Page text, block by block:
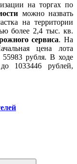
на торгах по
можно назвать
на территории
более 2,4 тыс. кв.
сервиса. На
цена лота
55983 рубля. В ходе
1033446 рублей,